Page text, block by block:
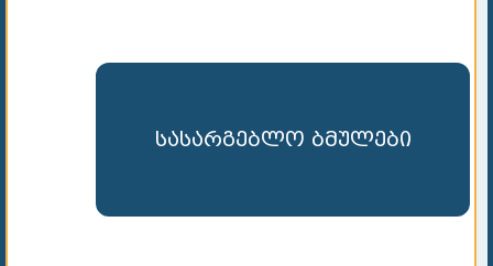
სასარგებლო ბმულები